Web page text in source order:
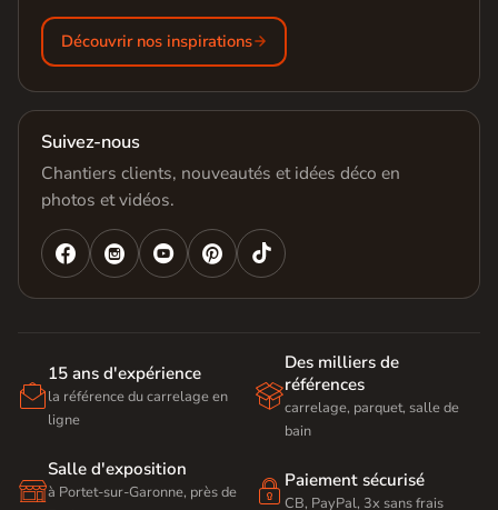
Découvrir nos inspirations
Suivez-nous
Chantiers clients, nouveautés et idées déco en
photos et vidéos.
   

15 ans d'expérience
la référence du carrelage en
ligne

Des milliers de
références
carrelage, parquet, salle de
bain

Salle d'exposition
à Portet-sur-Garonne, près de
 Paiement sécurisé
CB, PayPal, 3x sans frais